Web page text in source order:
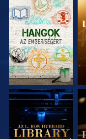
A SOROZAT
RÉSZEI
A
A SOROZAT
RÉSZEI